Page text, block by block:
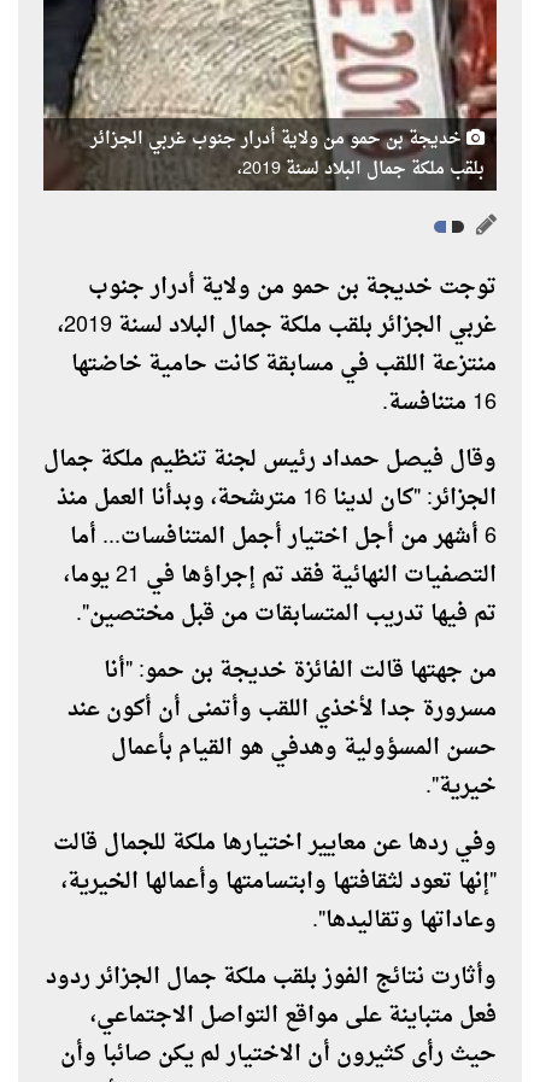
خديجة بن حمو من ولاية أدرار جنوب غربي الجزائر
بلقب ملكة جمال البلاد لسنة 2019،
توجت خديجة بن حمو من ولاية أدرار جنوب
غربي الجزائر بلقب ملكة جمال البلاد لسنة 2019،
منتزعة اللقب في مسابقة كانت حامية خاضتها
16 متنافسة.
وقال فيصل حمداد رئيس لجنة تنظيم ملكة جمال
الجزائر: "كان لدينا 16 مترشحة، وبدأنا العمل منذ
6 أشهر من أجل اختيار أجمل المتنافسات... أما
التصفيات النهائية فقد تم إجراؤها في 21 يوما،
تم فيها تدريب المتسابقات من قبل مختصين".
من جهتها قالت الفائزة خديجة بن حمو: "أنا
مسرورة جدا لأخذي اللقب وأتمنى أن أكون عند
حسن المسؤولية وهدفي هو القيام بأعمال
خيرية".
وفي ردها عن معايير اختيارها ملكة للجمال قالت
"إنها تعود لثقافتها وابتسامتها وأعمالها الخيرية،
وعاداتها وتقاليدها".
وأثارت نتائج الفوز بلقب ملكة جمال الجزائر ردود
فعل متباينة على مواقع التواصل الاجتماعي،
حيث رأى كثيرون أن الاختيار لم يكن صائبا وأن